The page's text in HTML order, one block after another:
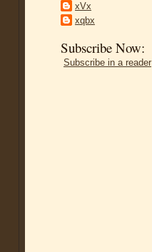
xVx
xqbx
Subscribe Now:
Subscribe in a reader